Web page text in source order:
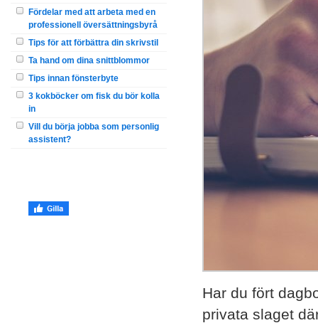
Fördelar med att arbeta med en
professionell översättningsbyrå
Tips för att förbättra din skrivstil
Ta hand om dina snittblommor
Tips innan fönsterbyte
3 kokböcker om fisk du bör kolla
in
Vill du börja jobba som personlig
assistent?
Har du fört
privata slaget